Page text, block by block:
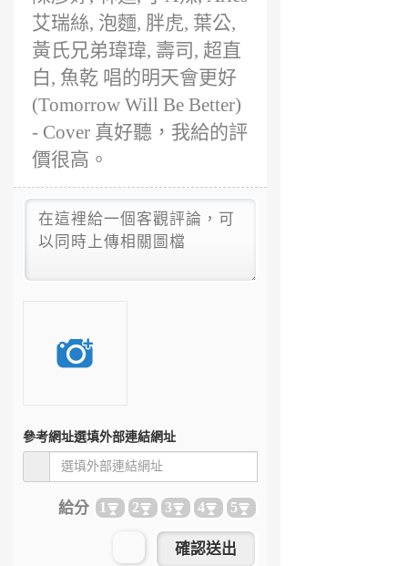
我給的評價很
高。
艾瑞絲, 泡麵, 胖虎, 葉公,
黃氏兄弟瑋瑋, 壽司, 超直
白, 魚乾 唱的明天會更好
(Tomorrow Will Be Better)
- Cover 真好聽，我給的評
價很高。
參考網址選填外部連結網址
給分 1 2 3 4 5